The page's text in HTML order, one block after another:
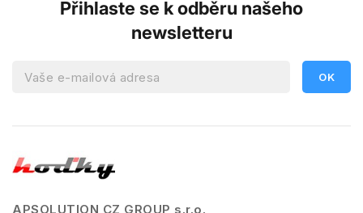
Přihlaste se k odběru našeho
newsletteru
APSOLUTION CZ GROUP s.r.o.